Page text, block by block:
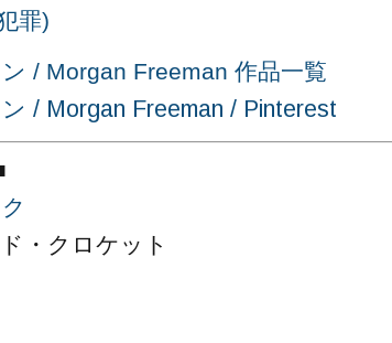
罪)
/ Morgan Freeman 作品一覧
/ Morgan Freeman / Pinterest
・クロケット